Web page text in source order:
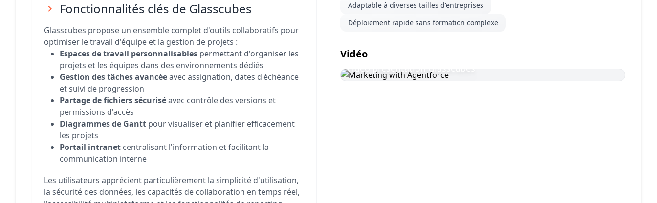
Fonctionnalités clés de Glasscubes
Glasscubes propose un ensemble complet d'outils collaboratifs pour
optimiser le travail d'équipe et la gestion de projets :
Espaces de travail personnalisables permettant d'organiser les
projets et les équipes dans des environnements dédiés
Gestion des tâches avancéeavec assignation, dates d'échéance
et suivi de progression
Partage de fichiers sécuriséavec contrôle des versions et
permissions d'accès
Diagrammes de Gantt pour visualiser et planifier efficacement
les projets
Portail intranet centralisant l'information et facilitant la
communication interne
Les utilisateurs apprécient particulièrement la simplicité d'utilisation,
la sécurité des données, les capacités de collaboration en temps réel,
Adaptable à diverses tailles d'entreprises
Déploiement rapide sans formation complexe
Vidéo
Vidéo présentation Glasscubes